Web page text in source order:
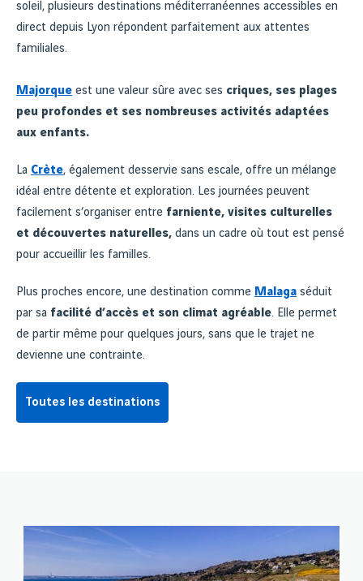
soleil, plusieurs destinations méditerranéennes accessibles en
direct depuis Lyon répondent parfaitement aux attentes
familiales.
Majorque est une valeur sûre avec ses criques, ses plages
peu profondes et ses nombreuses activités adaptées
aux enfants.
La Crète, également desservie sans escale, offre un mélange
idéal entre détente et exploration. Les journées peuvent
facilement s’organiser entre farniente, visites culturelles
et découvertes naturelles, dans un cadre où tout est pensé
pour accueillir les familles.
Plus proches encore, une destination comme Malaga séduit
par sa facilité d’accès et son climat agréable. Elle permet
de partir même pour quelques jours, sans que le trajet ne
devienne une contrainte.
Toutes les destinations